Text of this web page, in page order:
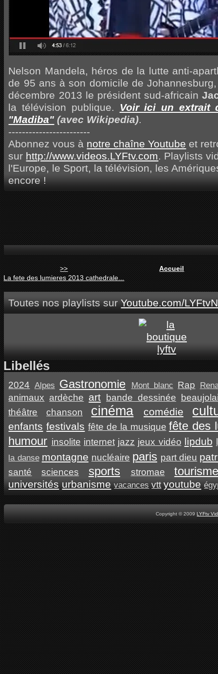
Nelson Mandela, héros de la lutte anti-
de 95 ans à son domicile de
décembre 2013 le président sud-africain
la télévision publique. Voir ici un extrait
"Madiba" (avec Wikipedia).
------------------------
Abonnez vous à notre chaîne Youtube et
sur http://www.videos.LYFtv.com. Playlists
l'Europe, le Sport, la télévision, les
encore !
>>
La fete des lumieres 2013 cathedrale...
Accueil
Toutes nos playlists surYoutube.com/
Libellés
2024 Alpes Gastronomie Mont blanc Rap
animaux ardèche art bande dessinée
théâtre
chanson cinéma comédie
enfants festivals fête de la musique fête des
humour insolite internet jazz jeux vidéo lipdub
la danse montagne nucléaire paris part dieu
santé sciences sports stromae
universités urbanisme vacances vtt youtube
Copyright © 2009LYFtv